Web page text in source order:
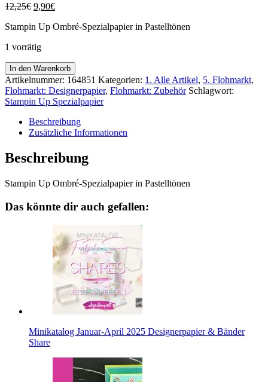
12,25€ Ursprünglicher
war:
9,90€Aktueller
ist:
Stampin Up Ombré-Spezialpapier in Pastelltönen
1 vorrätig
Glitzerndes
Ombré-
Spezialpapier
in
Pastelltönen
Flohmarkt
In den Warenkorb
Artikelnummer: 164851 Kategorien: 1. Alle Artikel, 5. Flohmarkt,
Flohmarkt: Designerpapier, Flohmarkt: Zubehör Schlagwort:
Stampin Up Spezialpapier
Beschreibung
Zusätzliche Informationen
Beschreibung
Stampin Up Ombré-Spezialpapier in Pastelltönen
Das könnte dir auch gefallen:
Minikatalog Januar-April 2025 Designerpapier & Bänder
Share